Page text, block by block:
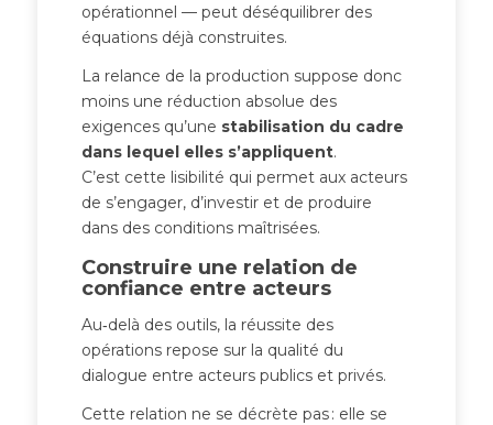
opérationnel — peut déséquilibrer des
équations déjà construites.
La relance de la production suppose donc
moins une réduction absolue des
exigences qu’une stabilisation du cadre
dans lequel elles s’appliquent.
C’est cette lisibilité qui permet aux acteurs
de s’engager, d’investir et de produire
dans des conditions maîtrisées.
Construire une relation de
confiance entre acteurs
Au‑delà des outils, la réussite des
opérations repose sur la qualité du
dialogue entre acteurs publics et privés.
Cette relation ne se décrète pas : elle se